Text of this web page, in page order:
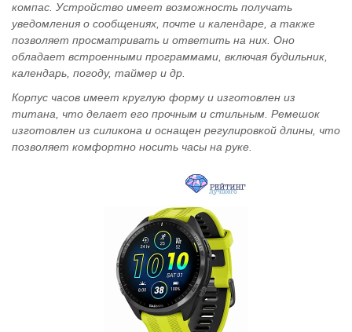
компас. Устройство имеет возможность получать
уведомления о сообщениях, почте и календаре, а также
позволяет просматривать и ответить на них. Оно
обладает встроенными программами, включая будильник,
календарь, погоду, таймер и др.
Корпус часов имеет круглую форму и изготовлен из
титана, что делает его прочным и стильным. Ремешок
изготовлен из силикона и оснащен регулировкой длины, что
позволяет комфортно носить часы на руке.